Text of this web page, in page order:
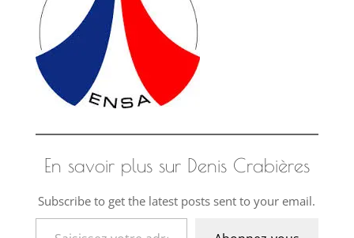
En savoir plus sur Denis Crabières
Subscribe to get the latest posts sent to your email.
Saisissez votre adresse e-mail…